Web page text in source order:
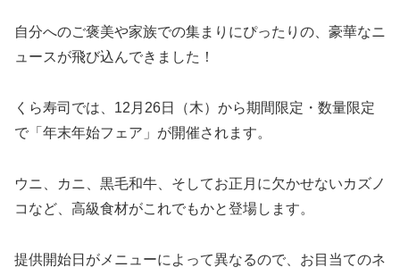
自分へのご褒美や家族での集まりにぴったりの、豪華なニ
ュースが飛び込んできました！
くら寿司では、12月26日（木）から期間限定・数量限定
で「年末年始フェア」が開催されます。
ウニ、カニ、黒毛和牛、そしてお正月に欠かせないカズノ
コなど、高級食材がこれでもかと登場します。
提供開始日がメニューによって異なるので、お目当てのネ